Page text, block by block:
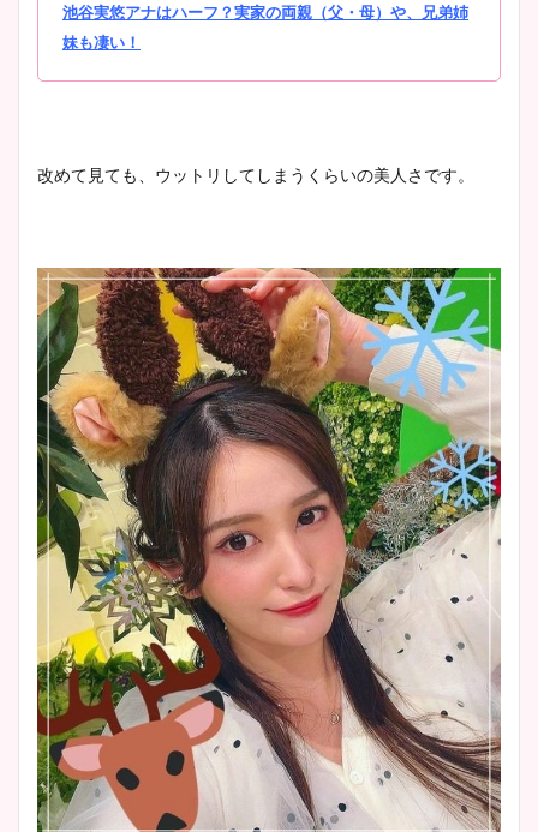
池谷実悠アナはハーフ？実家の両親（父・母）や、兄弟姉
妹も凄い！
改めて見ても、ウットリしてしまうくらいの美人さです。